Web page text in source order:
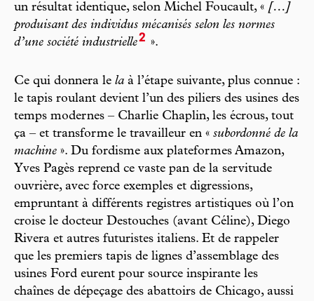
un résultat identique, selon Michel Foucault, « […]
produisant des individus mécanisés selon les normes
d’une société industrielle2 ».
Ce qui donnera le la à l’étape suivante, plus connue :
le tapis roulant devient l’un des piliers des usines des
temps modernes – Charlie Chaplin, les écrous, tout
ça – et transforme le travailleur en « subordonné de la
machine ». Du fordisme aux plateformes Amazon,
Yves Pagès reprend ce vaste pan de la servitude
ouvrière, avec force exemples et digressions,
empruntant à différents registres artistiques où l’on
croise le docteur Destouches (avant Céline), Diego
Rivera et autres futuristes italiens. Et de rappeler
que les premiers tapis de lignes d’assemblage des
usines Ford eurent pour source inspirante les
chaînes de dépeçage des abattoirs de Chicago, aussi